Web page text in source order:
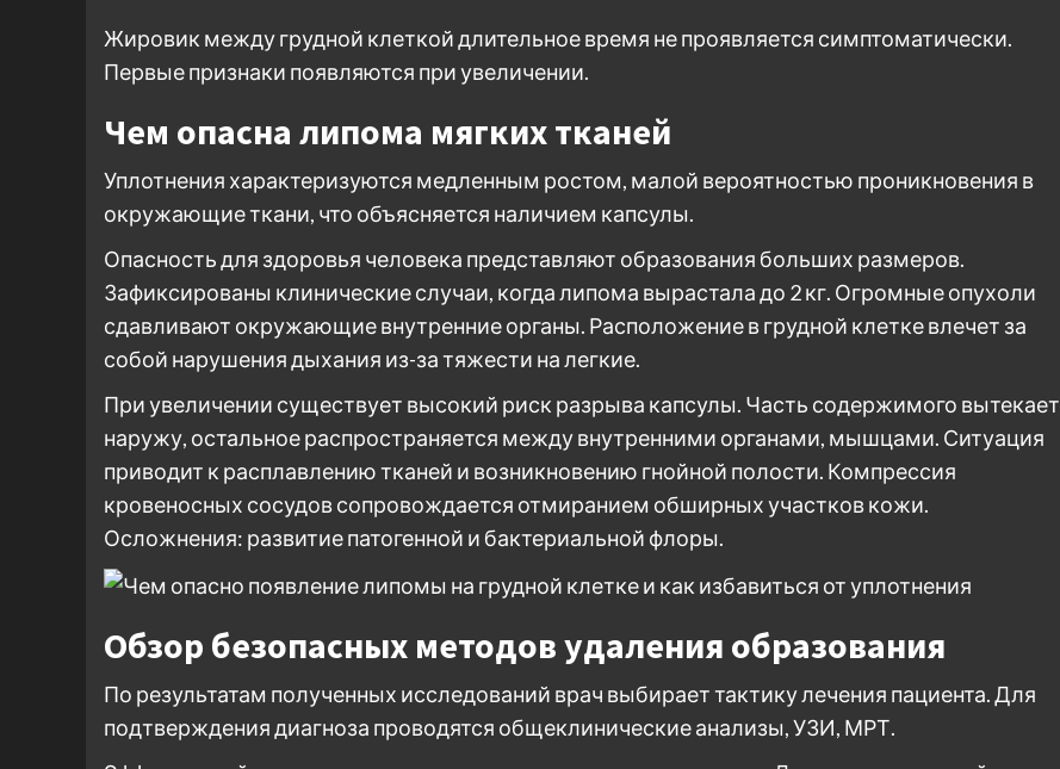
Жировик между грудной клеткой длительное время не проявляется симптоматически.
Первые признаки появляются при увеличении.
Чем опасна липома мягких тканей
Уплотнения характеризуются медленным ростом, малой вероятностью проникновения в
окружающие ткани, что объясняется наличием капсулы.
Опасность для здоровья человека представляют образования больших размеров.
Зафиксированы клинические случаи, когда липома вырастала до 2 кг. Огромные опухоли
сдавливают окружающие внутренние органы. Расположение в грудной клетке влечет за
собой нарушения дыхания из-за тяжести на легкие.
При увеличении существует высокий риск разрыва капсулы. Часть содержимого вытекает
наружу, остальное распространяется между внутренними органами, мышцами. Ситуация
приводит к расплавлению тканей и возникновению гнойной полости. Компрессия
кровеносных сосудов сопровождается отмиранием обширных участков кожи.
Осложнения: развитие патогенной и бактериальной флоры.
Обзор безопасных методов удаления образования
По результатам полученных исследований врач выбирает тактику лечения пациента. Для
подтверждения диагноза проводятся общеклинические анализы, УЗИ, МРТ.